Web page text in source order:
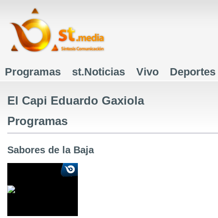
Menú principal
Programas st.Noticias Vivo Deportes
El Capi Eduardo Gaxiola
Programas
Sabores de la Baja